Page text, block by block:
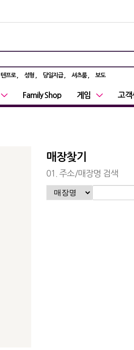
텐프로 성형 당일지급 셔츠룸 보도
Family Shop 게임 고객
매장찾기
01. 주소/매장명 검색